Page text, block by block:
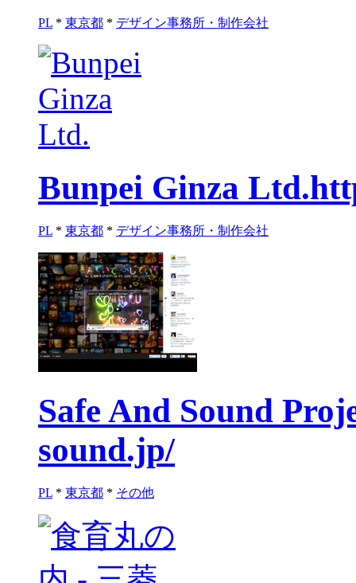
PL * 東京都 * デザイン事務所・制作会社
Bunpei Ginza Ltd.
PL * 東京都 * デザイン事務所・制作会社
Safe And Sound
sound.jp/
PL * 東京都 * その他